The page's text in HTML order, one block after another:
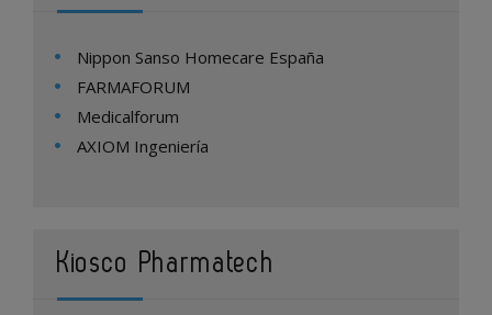
Nippon Sanso Homecare España
FARMAFORUM
Medicalforum
AXIOM Ingeniería
Kiosco Pharmatech